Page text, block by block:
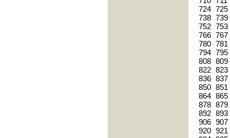
724 725
738 739
752 753
766 767
780 781
794 795
808 809
822 823
836 837
850 851
864 865
878 879
892 893
906 907
920 921